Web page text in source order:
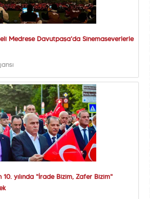
Medrese Davutpaşa'da Sinemaseverlerle
10. yılında "İrade Bizim, Zafer Bizim"